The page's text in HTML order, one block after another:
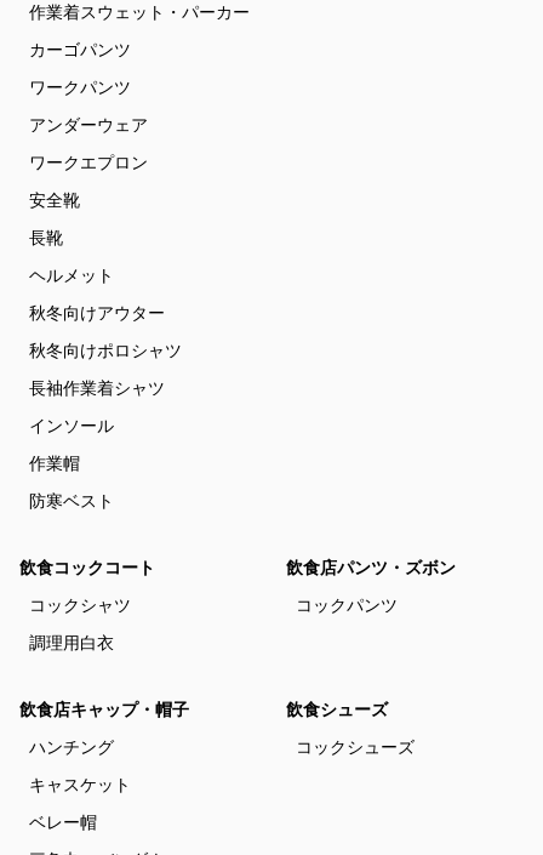
作業着スウェット・パーカー
カーゴパンツ
ワークパンツ
アンダーウェア
ワークエプロン
安全靴
長靴
ヘルメット
秋冬向けアウター
秋冬向けポロシャツ
長袖作業着シャツ
インソール
作業帽
防寒ベスト
飲食コックコート
コックシャツ
調理用白衣
飲食店パンツ・ズボン
コックパンツ
飲食店キャップ・帽子
ハンチング
キャスケット
ベレー帽
飲食シューズ
コックシューズ